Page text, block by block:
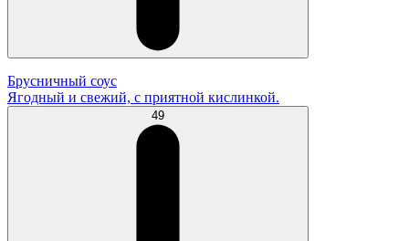
Брусничный соус
Ягодный и свежий, с приятной кислинкой.
49